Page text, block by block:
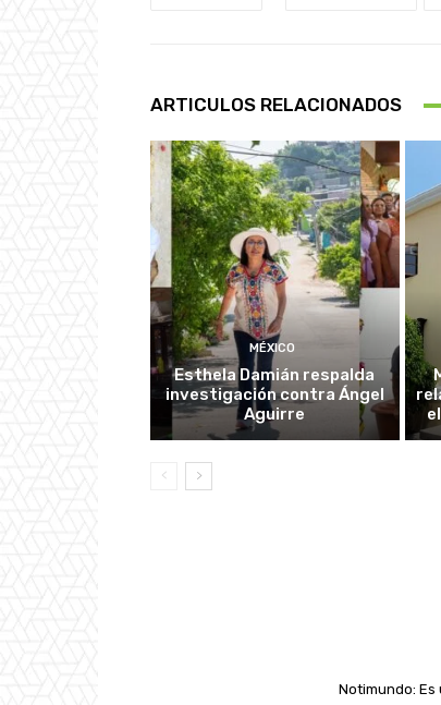
ARTICULOS RELACIONADOS
MÉXICO
Esthela Damián respalda
investigación contra Ángel
Aguirre
Notimundo: